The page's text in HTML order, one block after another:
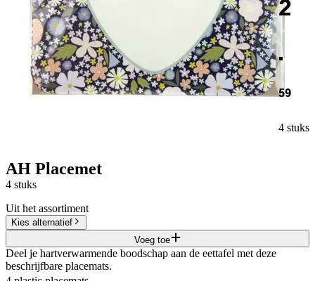
2
.
59
4 stuks
AH Placemet
4 stuks
Uit het assortiment
Kies alternatief
Voeg toe
Deel je hartverwarmende boodschap aan de eettafel met deze
beschrijfbare placemats.